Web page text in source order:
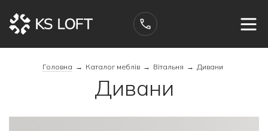
Головна → Каталог меблів → Вітальня → Дивани
Дивани